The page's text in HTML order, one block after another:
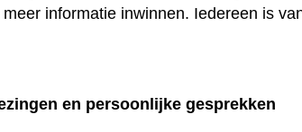
informatie inwinnen. Iedereen is
en persoonlijke gesprekken